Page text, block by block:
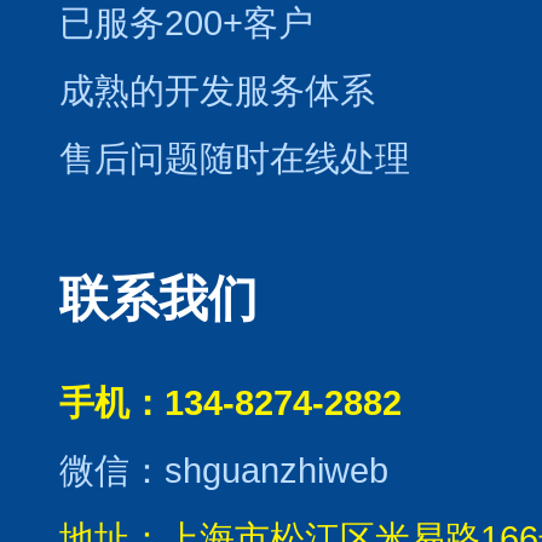
已服务200+客户
成熟的开发服务体系
售后问题随时在线处理
联系我们
手机：134-8274-2882
微信：shguanzhiweb